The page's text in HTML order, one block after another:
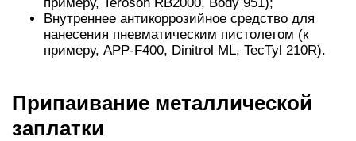
Внутреннее антикоррозийное средство для
нанесения пневматическим пистолетом (к
примеру, APP-F400, Dinitrol ML, TecTyl 210R).
Припаивание металлической
заплатки